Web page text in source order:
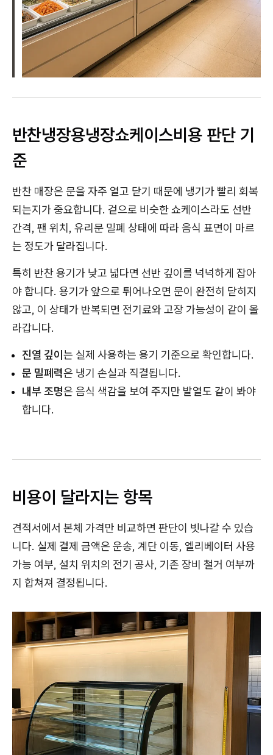
반찬냉장용냉장쇼케이스비용 판단 기
준
반찬 매장은 문을 자주 열고 닫기 때문에 냉기가 빨리 회복
되는지가 중요합니다. 겉으로 비슷한 쇼케이스라도 선반
간격, 팬 위치, 유리문 밀폐 상태에 따라 음식 표면이 마르
는 정도가 달라집니다.
특히 반찬 용기가 낮고 넓다면 선반 깊이를 넉넉하게 잡아
야 합니다. 용기가 앞으로 튀어나오면 문이 완전히 닫히지
않고, 이 상태가 반복되면 전기료와 고장 가능성이 같이 올
라갑니다.
진열 깊이는 실제 사용하는 용기 기준으로 확인합니다.
문 밀폐력은 냉기 손실과 직결됩니다.
내부 조명은 음식 색감을 보여 주지만 발열도 같이 봐야
합니다.
비용이 달라지는 항목
견적서에서 본체 가격만 비교하면 판단이 빗나갈 수 있습
니다. 실제 결제 금액은 운송, 계단 이동, 엘리베이터 사용
가능 여부, 설치 위치의 전기 공사, 기존 장비 철거 여부까
지 합쳐져 결정됩니다.